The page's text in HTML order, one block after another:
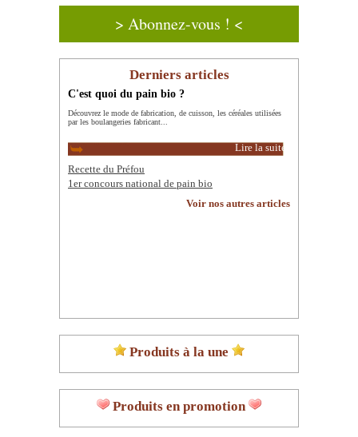
> Abonnez-vous ! <
Derniers articles
C'est quoi du pain bio ?
Découvrez le mode de fabrication, de cuisson, les céréales utilisées
par les boulangeries fabricant...
Lire la suite
Recette du Préfou
1er concours national de pain bio
Voir nos autres articles
Produits à la une
Produits en promotion